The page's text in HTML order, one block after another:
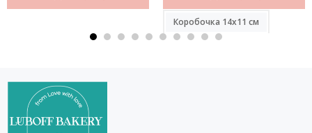
Коробочка 14х11 см